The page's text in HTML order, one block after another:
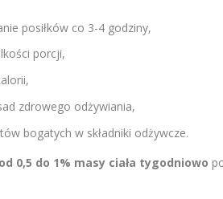
posiłków co 3-4 godziny,
porcji,
zdrowego odżywiania,
bogatych w składniki odżywcze.
0,5 do 1% masy ciała tygodniowo